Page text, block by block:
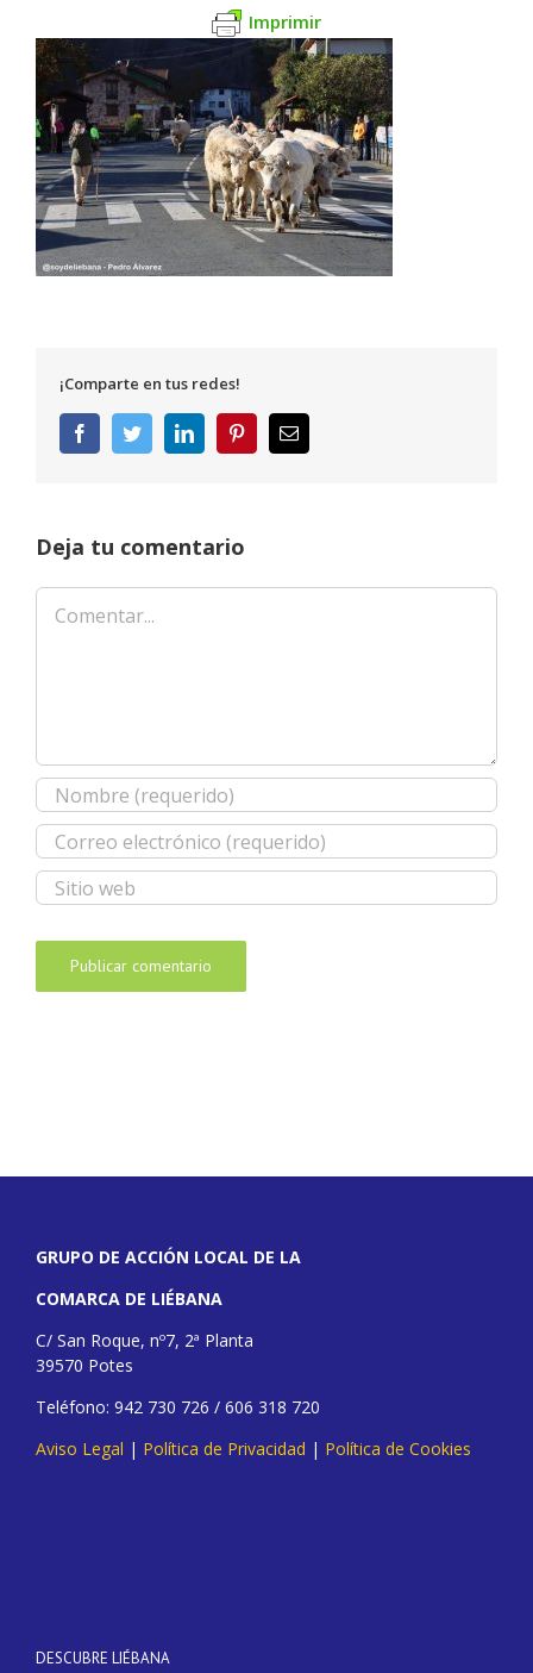
Imprimir
¡Comparte en tus redes!
FacebookTwitterLinkedInPinterestCorreo
electrónico
Deja tu comentario
Comentar
GRUPO DE ACCIÓN LOCAL DE LA
COMARCA DE LIÉBANA
C/ San Roque, nº7, 2ª Planta
39570 Potes
Teléfono: 942 730 726 / 606 318 720
Aviso Legal | Política de Privacidad | Política de Cookies
DESCUBRE LIÉBANA